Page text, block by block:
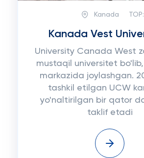
Kanada TOP:
Kanada Vest
University Canada West
mustaqil universitet
markazida joylashgan.
tashkil etilgan UCW
yo'naltirilgan bir qator
taklif etadi